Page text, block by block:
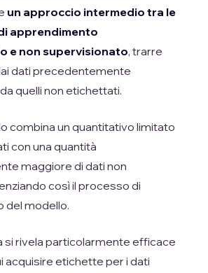
un approccio intermedio tra le
apprendimento
e non supervisionato, trarre
dati precedentemente
quelli non etichettati.
combina un quantitativo limitato
con una quantità
maggiore di dati non
così il processo di
del modello.
si rivela particolarmente efficace
acquisire etichette per i dati